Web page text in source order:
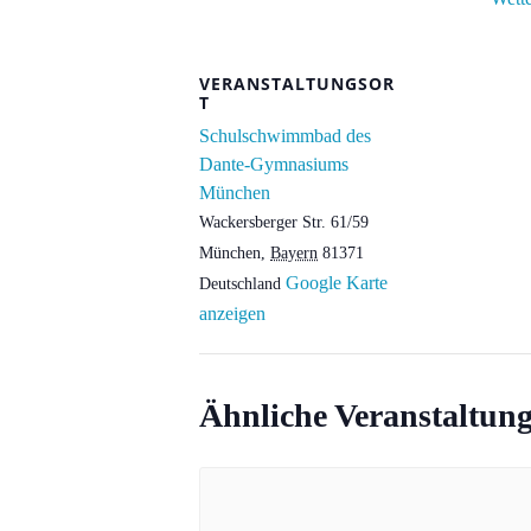
VERANSTALTUNGSOR
T
Schulschwimmbad des
Dante-Gymnasiums
München
Wackersberger Str. 61/59
München, Bayern 81371
Deutschland Google Karte
anzeigen
Ähnliche